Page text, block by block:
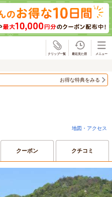
お得な特典をみる
地図・アクセス
クーポン クチコミ